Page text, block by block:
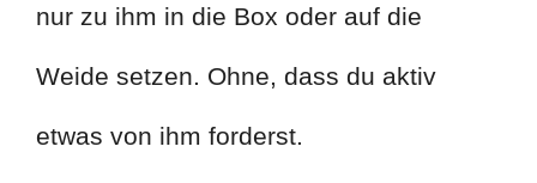
nur zu ihm in die Box oder auf die
Weide setzen. Ohne, dass du aktiv
etwas von ihm forderst.